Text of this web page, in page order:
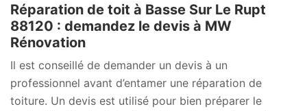
Réparation de toit à Basse Sur Le Rupt
88120 : demandez le devis à MW
Rénovation
Il est conseillé de demander un devis à un
professionnel avant d’entamer une réparation de
toiture. Un devis est utilisé pour bien préparer le